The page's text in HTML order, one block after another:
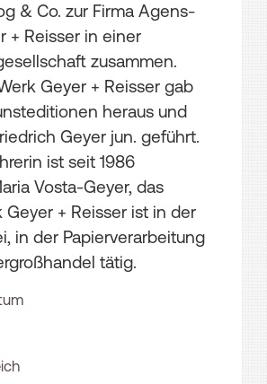
& Co. zur Firma Agens-
+ Reisser in einer
zusammen.
Geyer + Reisser gab
heraus und
Geyer jun. geführt.
ist seit 1986
Vosta-Geyer, das
+ Reisser ist in der
in der Papierverarbeitung
tätig.